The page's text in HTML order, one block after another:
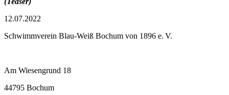
12.07.2022
Schwimmverein Blau-Weiß Bochum von 1896 e. V.
Am Wiesengrund 18
44795 Bochum